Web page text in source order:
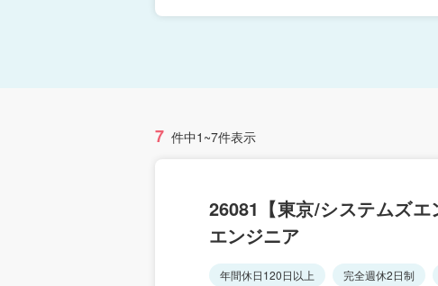
7 件中1~7件表示
26081【東京/システムズ
エンジニア
年間休日120日以上 完全週休2日制